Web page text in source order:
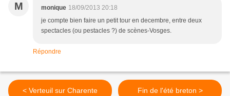
M monique 18/09/2013 20:18
je compte bien faire un petit tour en decembre, entre deux
spectacles (ou pestacles ?) de scènes-Vosges.
Répondre
< Verteuil sur Charente Fin de l'été breton >